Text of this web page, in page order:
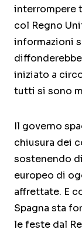
interrompere
col Regno
informazioni
iniziato a
tutti si sono
Il governo
chiusura dei
sostenendo
europeo di
affrettate. E
Spagna sta
le feste dal